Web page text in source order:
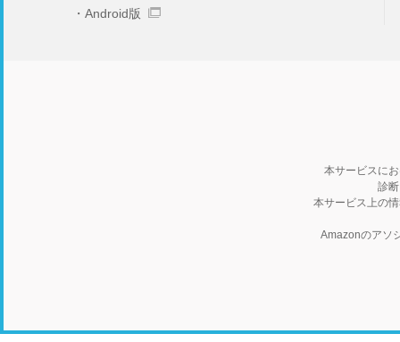
Android版
本サービスに
診
本サービス上の
Amazonのアソ